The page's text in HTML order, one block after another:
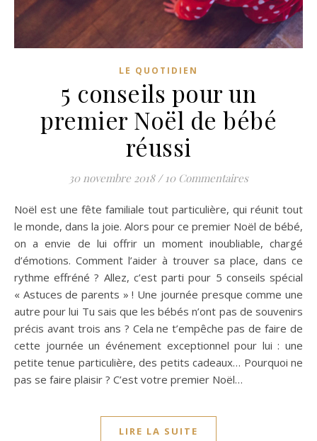
LE QUOTIDIEN
5 conseils pour un
premier Noël de bébé
réussi
30 novembre 2018 / 10 Commentaires
Noël est une fête familiale tout particulière, qui réunit tout
le monde, dans la joie. Alors pour ce premier Noël de bébé,
on a envie de lui offrir un moment inoubliable, chargé
d’émotions. Comment l’aider à trouver sa place, dans ce
rythme effréné ? Allez, c’est parti pour 5 conseils spécial
« Astuces de parents » ! Une journée presque comme une
autre pour lui Tu sais que les bébés n’ont pas de souvenirs
précis avant trois ans ? Cela ne t’empêche pas de faire de
cette journée un événement exceptionnel pour lui : une
petite tenue particulière, des petits cadeaux… Pourquoi ne
pas se faire plaisir ? C’est votre premier Noël…
LIRE LA SUITE